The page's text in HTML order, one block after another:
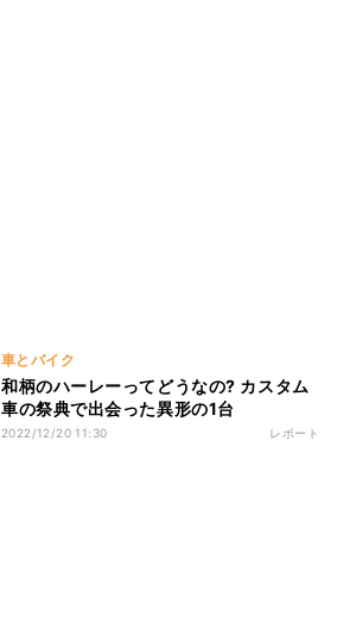
車とバイク
和柄のハーレーってどうなの? カスタム
車の祭典で出会った異形の1台
2022/12/20 11:30 レポート